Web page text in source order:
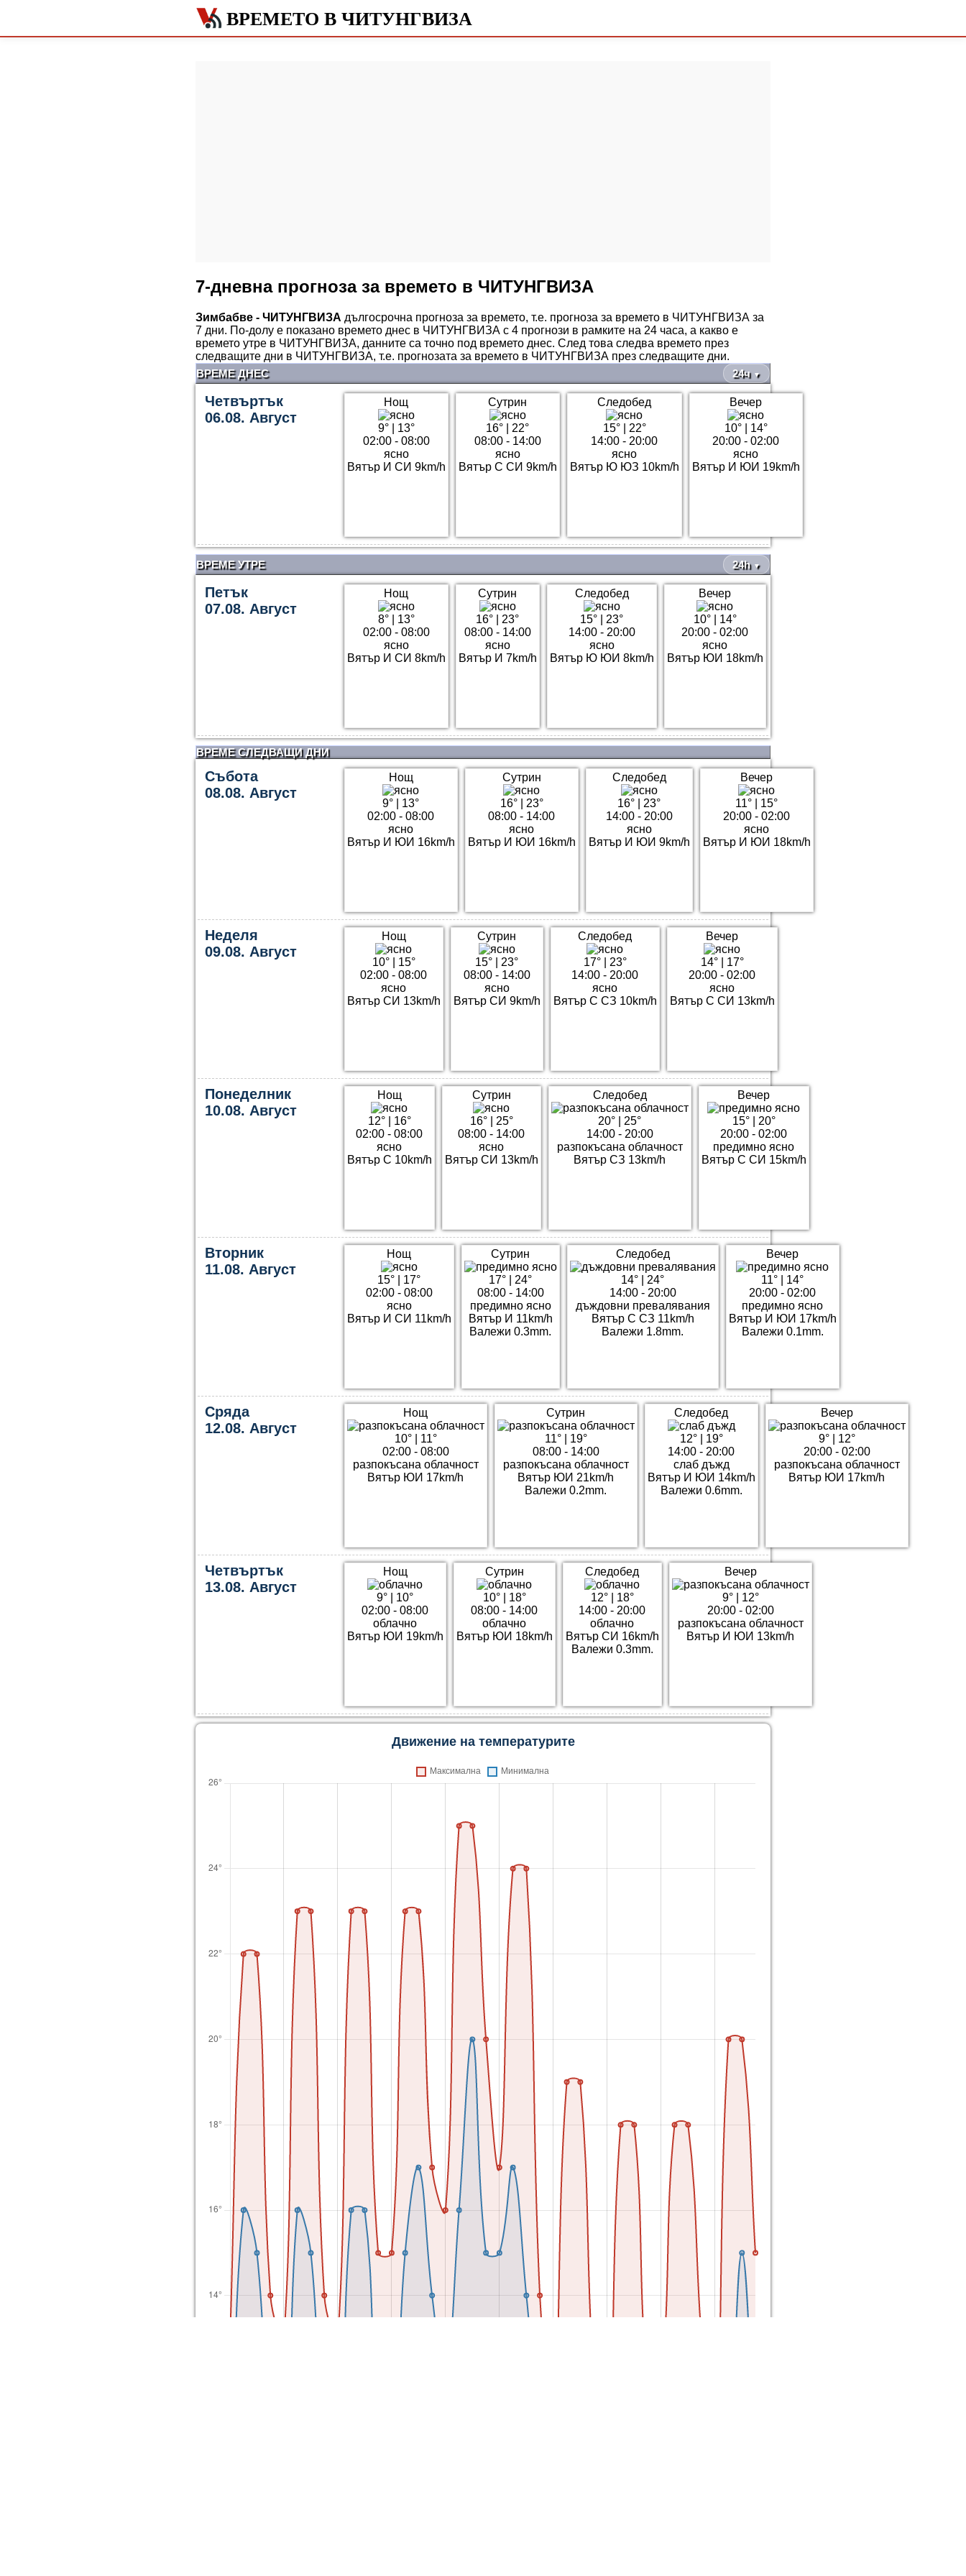
ВРЕМЕТО В ЧИТУНГВИЗА
7-дневна прогноза за времето в ЧИТУНГВИЗА
Зимбабве - ЧИТУНГВИЗА дългосрочна прогноза за времето, т.е. прогноза за времето в ЧИТУНГВИЗА за
7 дни. По-долу е показано времето днес в ЧИТУНГВИЗА с 4 прогнози в рамките на 24 часа, а какво е
времето утре в ЧИТУНГВИЗА, данните са точно под времето днес. След това следва времето през
следващите дни в ЧИТУНГВИЗА, т.е. прогнозата за времето в ЧИТУНГВИЗА през следващите дни.
ВРЕМЕ ДНЕС
24ч ▼
Четвъртък
06.08. Август
Нощ
9°| 13°
02:00 - 08:00
ясно
Вятър И СИ 9km/h
Сутрин
16°
22°
08:00 - 14:00
ясно
Вятър С СИ 9km/h
Следобед
15°| 22°
14:00 - 20:00
ясно
Вятър Ю ЮЗ 10km/h
Вечер
10°| 14°
20:00 - 02:00
ясно
Вятър И ЮИ 19km/h
ВРЕМЕ УТРЕ 24h ▼
Петък
07.08. Август
Нощ
8°| 13°
02:00 - 08:00
ясно
Вятър И СИ 8km/h
Сутрин
16°
23°
08:00 - 14:00
ясно
Вятър И 7km/h
Следобед
15°
23°
14:00 - 20:00
ясно
Вятър Ю ЮИ 8km/h
Вечер
10°| 14°
20:00 - 02:00
ясно
Вятър ЮИ 18km/h
ВРЕМЕ СЛЕДВАЩИ ДНИ
Събота
08.08. Август
Нощ
9°
13°
02:00 - 08:00
ясно
Вятър И ЮИ 16km/h
Сутрин
16°| 23°
08:00 - 14:00
ясно
Вятър И ЮИ 16km/h
Следобед
16°
23°
14:00 - 20:00
ясно
Вятър И ЮИ 9km/h
Вечер
11°
15°
20:00 - 02:00
ясно
Вятър И ЮИ 18km/h
Неделя
09.08. Август
Нощ
10°| 15°
02:00 - 08:00
ясно
Вятър СИ 13km/h
Сутрин
15°
23°
08:00 - 14:00
ясно
Вятър СИ 9km/h
Следобед
17°| 23°
14:00 - 20:00
ясно
Вятър С СЗ 10km/h
Вечер
14°| 17°
20:00 - 02:00
ясно
Вятър С СИ 13km/h
Понеделник
10.08. Август
Нощ
12°| 16°
02:00 - 08:00
ясно
Вятър С 10km/h
Сутрин
16°| 25°
08:00 - 14:00
ясно
Вятър СИ 13km/h
Следобед
20°
25°
14:00 - 20:00
разпокъсана облачност
Вятър СЗ 13km/h
Вечер
15°| 20°
20:00 - 02:00
предимно ясно
Вятър С СИ 15km/h
Вторник
11.08. Август
Нощ
15°
17°
02:00 - 08:00
ясно
Вятър И СИ 11km/h
Сутрин
17°
24°
08:00 - 14:00
предимно ясно
Вятър И 11km/h
Валежи 0.3mm.
Следобед
14°
24°
14:00 - 20:00
дъждовни превалявания
Вятър С СЗ 11km/h
Валежи 1.8mm.
Вечер
11°
14°
20:00 - 02:00
предимно ясно
Вятър И ЮИ 17km/h
Валежи 0.1mm.
Сряда
12.08. Август
Нощ
10°| 11°
02:00 - 08:00
разпокъсана облачност
Вятър ЮИ 17km/h
Сутрин
11°| 19°
08:00 - 14:00
разпокъсана облачност
Вятър ЮИ 21km/h
Валежи 0.2mm.
Следобед
12°| 19°
14:00 - 20:00
слаб дъжд
Вятър И ЮИ 14km/h
Валежи 0.6mm.
Вечер
9°| 12°
20:00 - 02:00
разпокъсана облачност
Вятър ЮИ 17km/h
Четвъртък
13.08. Август
Нощ
9°
10°
02:00 - 08:00
облачно
Вятър ЮИ 19km/h
Сутрин
10°| 18°
08:00 - 14:00
облачно
Вятър ЮИ 18km/h
Следобед
12°| 18°
14:00 - 20:00
облачно
Вятър СИ 16km/h
Валежи 0.3mm.
Вечер
9°| 12°
20:00 - 02:00
разпокъсана облачност
Вятър И ЮИ 13km/h
Движение на температурите